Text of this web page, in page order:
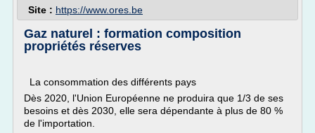
Site : https://www.ores.be
Gaz naturel : formation composition
propriétés réserves
La consommation des différents pays
Dès 2020, l'Union Européenne ne produira que 1/3 de ses
besoins et dès 2030, elle sera dépendante à plus de 80 %
de l'importation.